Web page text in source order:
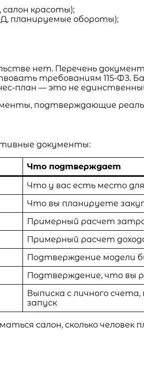
красоты);
планируемые обороты);
нет. Перечень
требованиям 115-ФЗ.
план — это не
подтверждающие
документы:
Что подтверждает
Что у вас есть место
Что вы планируете
Примерный расчет
Примерный расчет
Подтверждение модели
Подтверждение, что вы
Выписка с личного
запуск
салон, сколько человек